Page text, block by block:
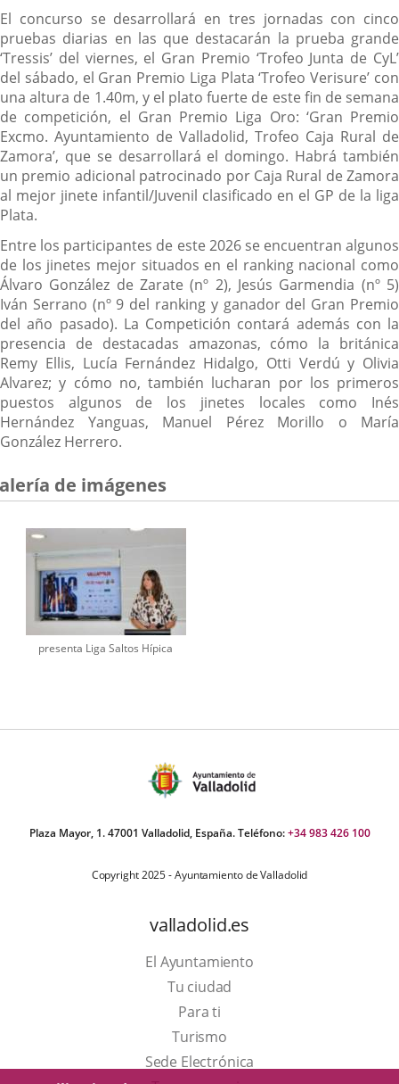
El concurso se desarrollará en tres jornadas con cinco
pruebas diarias en las que destacarán la prueba grande
‘Tressis’ del viernes, el Gran Premio ‘Trofeo Junta de CyL’
del sábado, el Gran Premio Liga Plata ‘Trofeo Verisure’ con
una altura de 1.40m, y el plato fuerte de este fin de semana
de competición, el Gran Premio Liga Oro: ‘Gran Premio
Excmo. Ayuntamiento de Valladolid, Trofeo Caja Rural de
Zamora’, que se desarrollará el domingo. Habrá también
un premio adicional patrocinado por Caja Rural de Zamora
al mejor jinete infantil/Juvenil clasificado en el GP de la liga
Plata.
Entre los participantes de este 2026 se encuentran algunos
de los jinetes mejor situados en el ranking nacional como
Álvaro González de Zarate (nº 2), Jesús Garmendia (nº 5)
Iván Serrano (nº 9 del ranking y ganador del Gran Premio
del año pasado). La Competición contará además con la
presencia de destacadas amazonas, cómo la británica
Remy Ellis, Lucía Fernández Hidalgo, Otti Verdú y Olivia
Alvarez; y cómo no, también lucharan por los primeros
puestos algunos de los jinetes locales como Inés
Hernández Yanguas, Manuel Pérez Morillo o María
González Herrero.
de imágenes
presenta Liga Saltos Hípica
Plaza Mayor, 1. 47001 Valladolid, España. Teléfono:+34 983 426 100
Copyright 2025 - Ayuntamiento de Valladolid
valladolid.es
El Ayuntamiento
Tu ciudad
Para ti
TurismoEste
enlace
Sede Electrónica